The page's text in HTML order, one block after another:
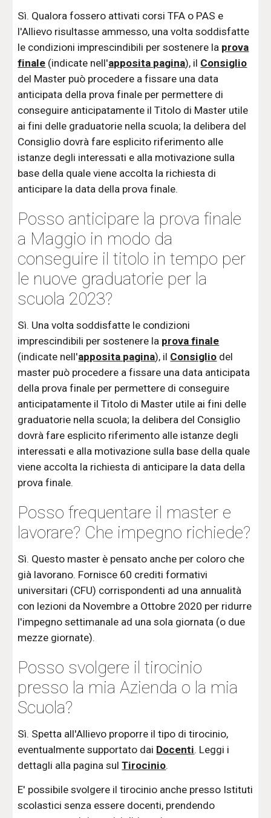
Sì. Qualora fossero attivati corsi TFA o PAS e
l'Allievo risultasse ammesso, una volta soddisfatte
le condizioni imprescindibili per sostenere la prova
finale (indicate nell'apposita pagina), il Consiglio
del Master può procedere a fissare una data
anticipata della prova finale per permettere di
conseguire anticipatamente il Titolo di Master utile
ai fini delle graduatorie nella scuola; la delibera del
Consiglio dovrà fare esplicito riferimento alle
istanze degli interessati e alla motivazione sulla
base della quale viene accolta la richiesta di
anticipare la data della prova finale.
Posso anticipare la prova finale
a Maggio in modo da
conseguire il titolo in tempo per
le nuove graduatorie per la
scuola 2023?
Sì. Una volta soddisfatte le condizioni
imprescindibili per sostenere la prova finale
(indicate nell'apposita pagina), il Consiglio del
master può procedere a fissare una data anticipata
della prova finale per permettere di conseguire
anticipatamente il Titolo di Master utile ai fini delle
graduatorie nella scuola; la delibera del Consiglio
dovrà fare esplicito riferimento alle istanze degli
interessati e alla motivazione sulla base della quale
viene accolta la richiesta di anticipare la data della
prova finale.
Posso frequentare il master e
lavorare? Che impegno richiede?
Sì. Questo master è pensato anche per coloro che
già lavorano. Fornisce 60 crediti formativi
universitari (CFU) corrispondenti ad una annualità
con lezioni da Novembre a Ottobre 2020 per ridurre
l'impegno settimanale ad una sola giornata (o due
mezze giornate).
Posso svolgere il tirocinio
presso la mia Azienda o la mia
Scuola?
Sì. Spetta all'Allievo proporre il tipo di tirocinio,
eventualmente supportato dai Docenti. Leggi i
dettagli alla pagina sulTirocinio.
E' possibile svolgere il tirocinio anche presso Istituti
scolastici senza essere docenti, prendendo